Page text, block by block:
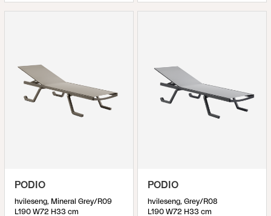
PODIO
hvileseng, Mineral Grey/R09
L190 W72 H33 cm
PODIO
hvileseng, Grey/R08
L190 W72 H33 cm